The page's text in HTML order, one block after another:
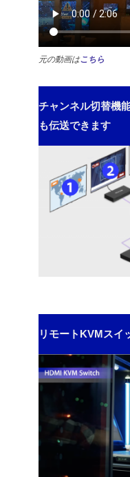
元の動画はこちら
チャンネル切替機
も伝送できます
リモートKVMスイ